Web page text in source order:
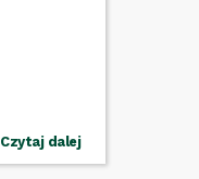
Czytaj dalej